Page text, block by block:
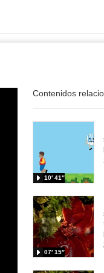
Contenidos
10′ 41″
07′ 15″